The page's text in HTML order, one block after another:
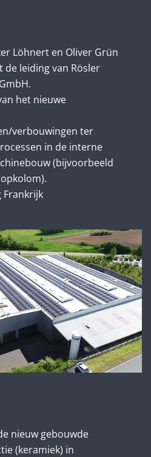
Löhnert en Oliver Grün
de leiding van Rösler
het nieuwe
verbouwingen ter
in de interne
(bijvoorbeeld
Frankrijk
nieuw gebouwde
(keramiek) in